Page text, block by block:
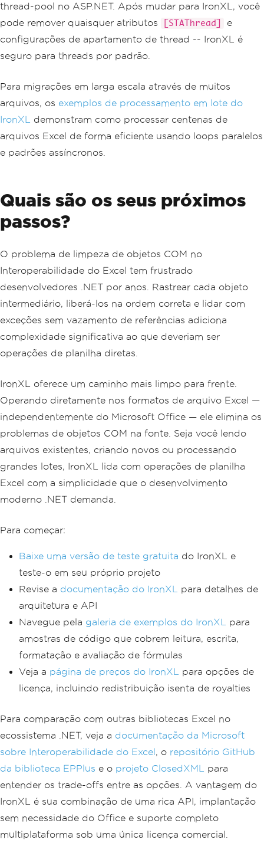
thread-pool no ASP.NET. Após mudar para IronXL, você
pode remover quaisquer atributos
[STAThread]
e
configurações de apartamento de thread -- IronXL é
seguro para threads por padrão.
Para migrações em larga escala através de muitos
arquivos, os exemplos de processamento em lote do
IronXL
demonstram como processar centenas de
arquivos Excel de forma eficiente usando loops paralelos
e padrões assíncronos.
Quais são os seus próximos
passos?
O problema de limpeza de objetos COM no
Interoperabilidade do Excel tem frustrado
desenvolvedores .NET por anos. Rastrear cada objeto
intermediário, liberá-los na ordem correta e lidar com
exceções sem vazamento de referências adiciona
complexidade significativa ao que deveriam ser
operações de planilha diretas.
IronXL oferece um caminho mais limpo para frente.
Operando diretamente nos formatos de arquivo Excel —
independentemente do Microsoft Office — ele elimina os
problemas de objetos COM na fonte. Seja você lendo
arquivos existentes, criando novos ou processando
grandes lotes, IronXL lida com operações de planilha
Excel com a simplicidade que o desenvolvimento
moderno .NET demanda.
Para começar:
Baixe uma versão de teste gratuita do IronXL e
teste-o em seu próprio projeto
Revise a documentação do IronXL
para detalhes de
arquitetura e API
Navegue pela galeria de exemplos do IronXL
para
amostras de código que cobrem leitura, escrita,
formatação e avaliação de fórmulas
Veja a página de preços do IronXL
para opções de
licença, incluindo redistribuição isenta de royalties
Para comparação com outras bibliotecas Excel no
ecossistema .NET, veja a documentação da Microsoft
sobre Interoperabilidade do Excel, o repositório GitHub
da biblioteca EPPlus e o projeto ClosedXML
para
entender os trade-offs entre as opções. A vantagem do
IronXL é sua combinação de uma rica API, implantação
sem necessidade do Office e suporte completo
multiplataforma sob uma única licença comercial.